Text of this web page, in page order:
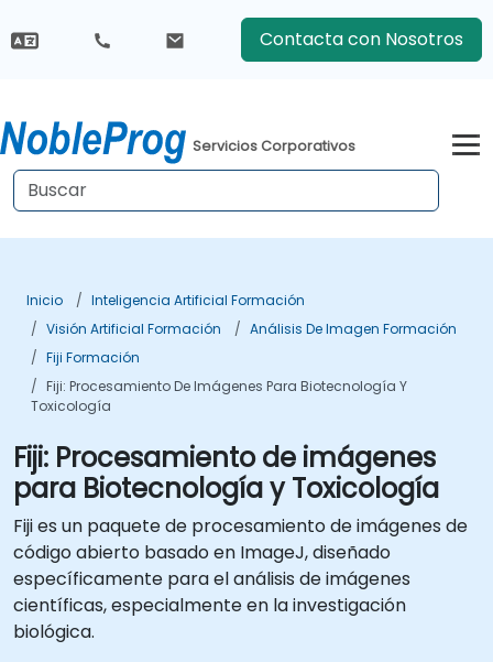
Contacta con Nosotros
Servicios Corporativos
Inicio
Inteligencia Artificial Formación
Visión Artificial Formación
Análisis De Imagen Formación
Fiji Formación
Fiji: Procesamiento De Imágenes Para Biotecnología Y
Toxicología
Fiji: Procesamiento de imágenes
para Biotecnología y Toxicología
Fiji es un paquete de procesamiento de imágenes de
código abierto basado en ImageJ, diseñado
específicamente para el análisis de imágenes
científicas, especialmente en la investigación
biológica.